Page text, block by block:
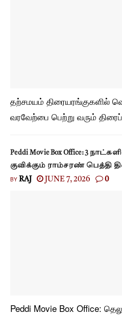
தற்சமயம் திரையரங்குகளில்
வரவேற்பை பெற்று வரும்
Peddi Movie Box Office: 3
குவிக்கும் ராம்சரண் பெத்தி
BY RAJ JUNE 7, 2026 0
Peddi Movie Box Office: